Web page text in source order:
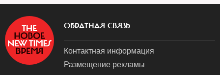
ОБРАТНАЯ СВЯЗЬ
Контактная информация
Размещение рекламы